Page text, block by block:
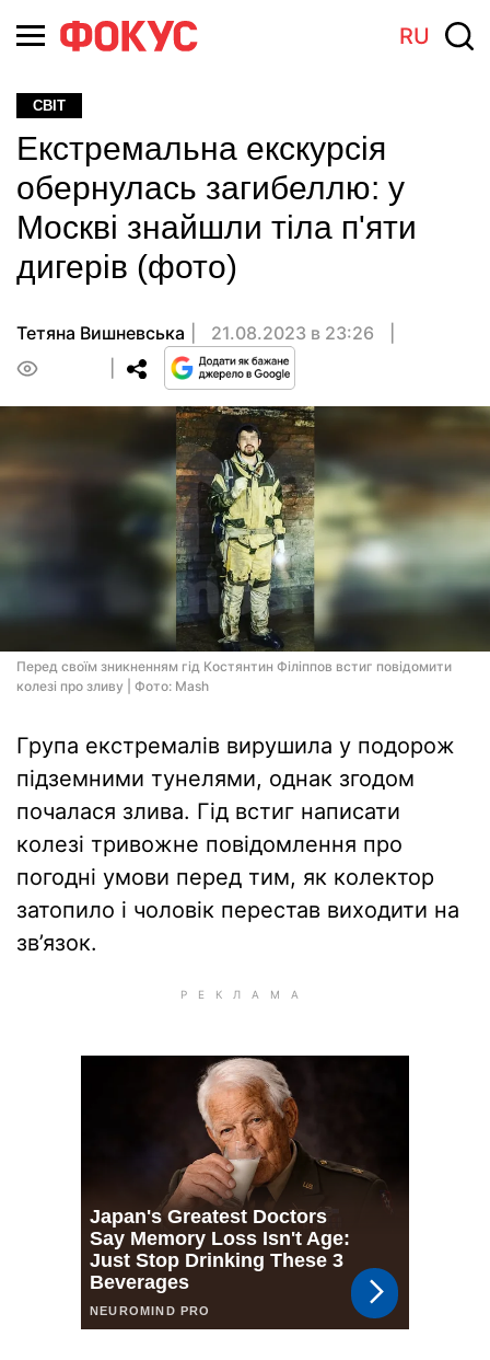
RU
СВІТ
Екстремальна екскурсія
обернулась загибеллю: у
Москві знайшли тіла п'яти
дигерів (фото)
Тетяна Вишневська
21.08.2023 в 23:26
Перед своїм зникненням гід Костянтин Філіппов встиг повідомити
колезі про зливу | Фото: Mash
Група екстремалів вирушила у подорож
підземними тунелями, однак згодом
почалася злива. Гід встиг написати
колезі тривожне повідомлення про
погодні умови перед тим, як колектор
затопило і чоловік перестав виходити на
зв’язок.